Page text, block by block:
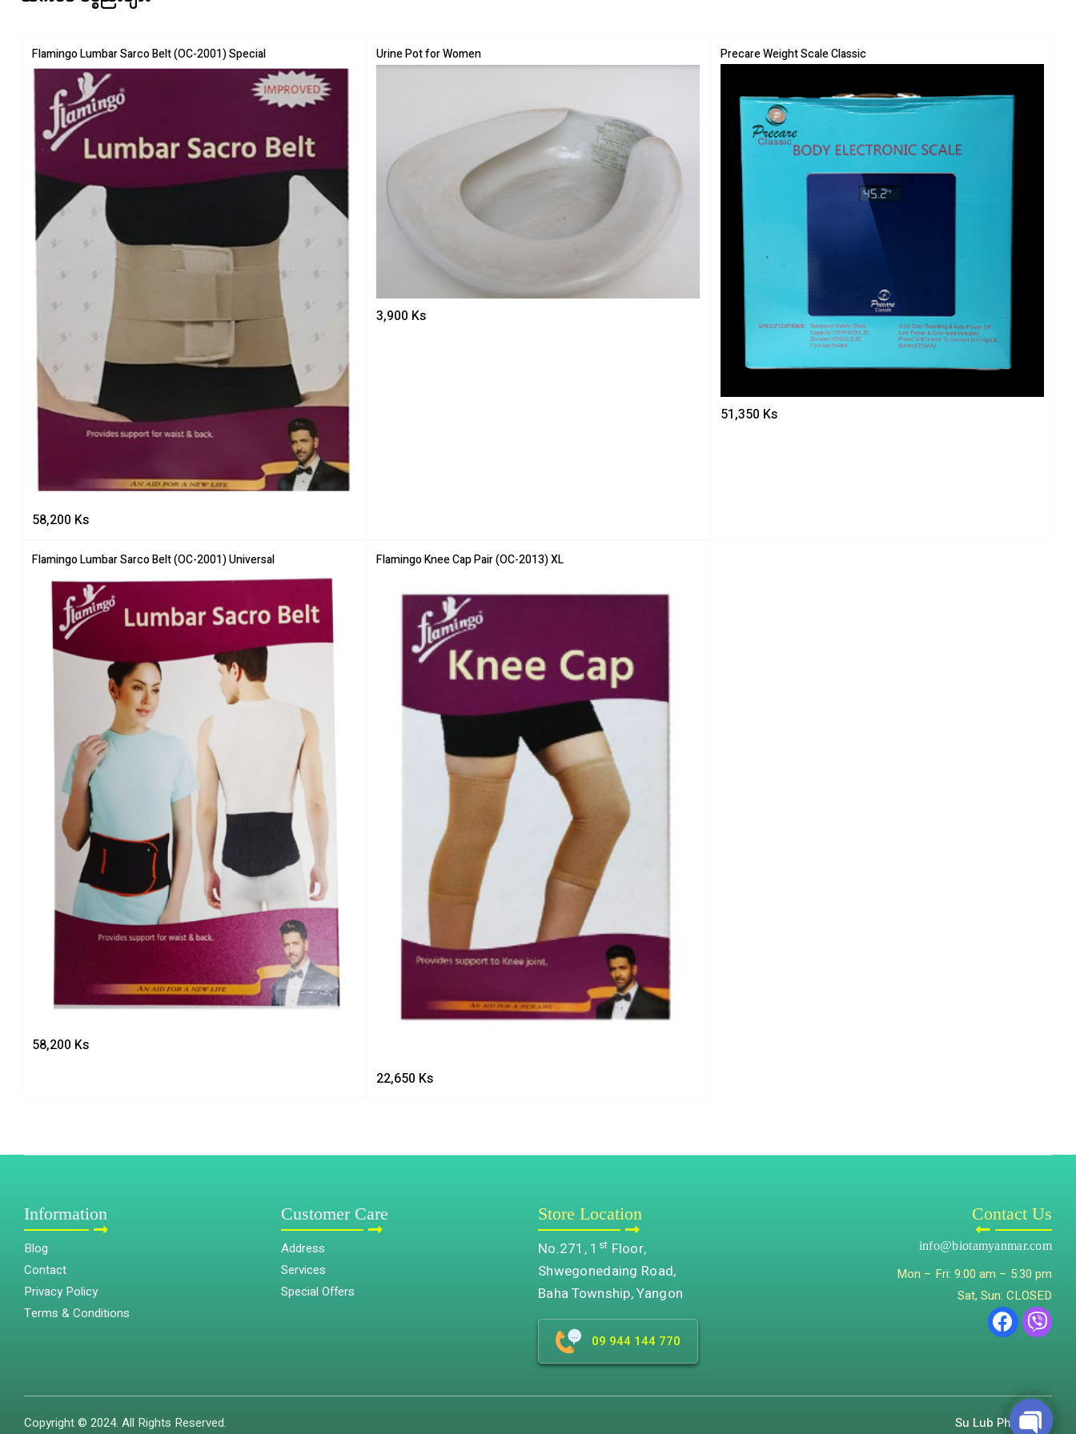
Flamingo Lumbar Sarco Belt (OC-2001) Special
58,200 Ks
Urine Pot for Women
3,900 Ks
Precare Weight Scale Classic
51,350 Ks
Flamingo Lumbar Sarco Belt (OC-2001) Universal
58,200 Ks
Flamingo Knee Cap Pair (OC-2013) XL
22,650 Ks
Information
Blog
Contact
Privacy Policy
Terms & Conditions
Customer Care
Address
Services
Special Offers
Store Location
No.271, 1 st Floor,
Shwegonedaing Road,
Baha Township, Yangon
09 944 144 770
Contact Us
info@biotamyanmar.com
Mon – Fri: 9:00 am – 5:30 pm
Sat, Sun: CLOSED
Copyright © 2024. All Rights Reserved. Su Lub Pharmacy